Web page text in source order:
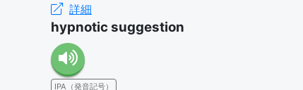
詳細
hypnotic suggestion
IPA（発音記号）